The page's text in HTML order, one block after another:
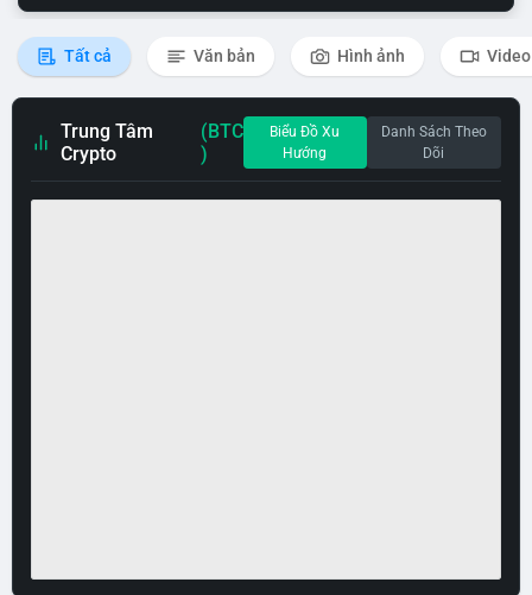
Tất cả Văn bản Hình ảnh Video
Trung Tâm
Crypto
(BTC
)
Biểu Đồ Xu
Hướng
Danh Sách Theo
Dõi